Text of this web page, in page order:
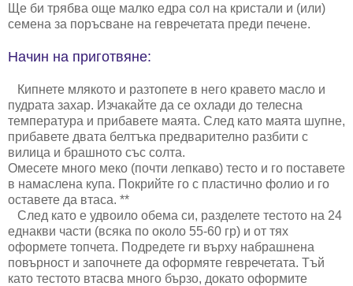
Ще би трябва още малко едра сол на кристали и (или)
семена за поръсване на гевречетата преди печене.
Начин на приготвяне:
Кипнете млякото и разтопете в него кравето масло и
пудрата захар. Изчакайте да се охлади до телесна
температура и прибавете маята. След като маята шупне,
прибавете двата белтъка предварително разбити с
вилица и брашното със солта.
Омесете много меко (почти лепкаво) тесто и го поставете
в намаслена купа. Покрийте го с пластично фолио и го
оставете да втаса. **
След като е удвоило обема си, разделете тестото на 24
еднакви части (всяка по около 55-60 гр) и от тях
оформете топчета. Подредете ги върху набрашнена
повърност и започнете да оформяте гевречетата. Тъй
като тестото втасва много бързо, докато оформите